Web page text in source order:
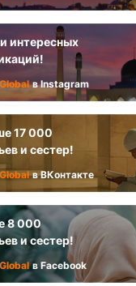
интересных
в Instagram
17 000
и сестер!
в ВКонтакте
8 000
и сестер!
в Facebook